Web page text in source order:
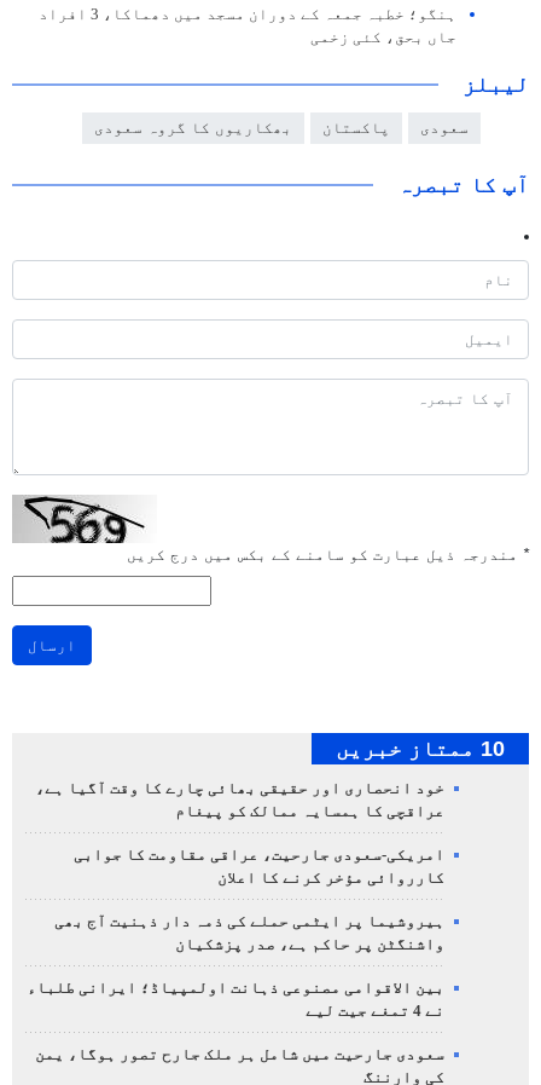
ہنگو؛ خطبہ جمعہ کے دوران مسجد میں دھماکا، 3 افراد
جاں بحق، کئی زخمی
لیبلز
سعودی پاکستان بھکاریوں کا گروہ سعودی
آپ کا تبصرہ
* مندرجہ ذیل عبارت کو سامنے کے بکس میں درج کریں
ارسال
10 ممتاز خبریں
خود انحصاری اور حقیقی بھائی چارے کا وقت آگیا ہے،
عراقچی کا ہمسایہ ممالک کو پیغام
امریکی-سعودی جارحیت، عراقی مقاومت کا جوابی
کارروائی مؤخر کرنے کا اعلان
ہیروشیما پر ایٹمی حملے کی ذمہ دار ذہنیت آج بھی
واشنگٹن پر حاکم ہے، صدر پزشکیان
بین الاقوامی مصنوعی ذہانت اولمپیاڈ؛ ایرانی طلباء
نے 4 تمغے جیت لیے
سعودی جارحیت میں شامل ہر ملک جارح تصور ہوگا، یمن
کی وارننگ